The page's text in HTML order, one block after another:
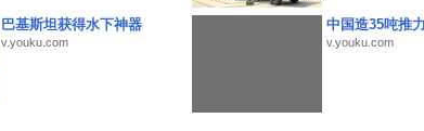
巴基斯坦获得水下神器
v.youku.com
中国造35吨推
v.youku.com